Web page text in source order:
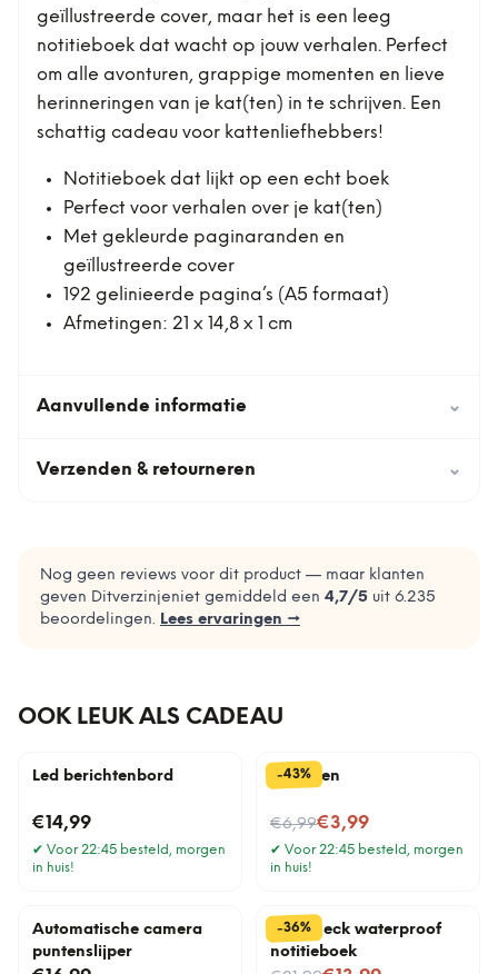
geïllustreerde cover, maar het is een leeg
notitieboek dat wacht op jouw verhalen. Perfect
om alle avonturen, grappige momenten en lieve
herinneringen van je kat(ten) in te schrijven. Een
schattig cadeau voor kattenliefhebbers!
Notitieboek dat lijkt op een echt boek
Perfect voor verhalen over je kat(ten)
Met gekleurde paginaranden en
geïllustreerde cover
192 gelinieerde pagina’s (A5 formaat)
Afmetingen: 21 x 14,8 x 1 cm
Aanvullende informatie ⌄
Verzenden & retourneren ⌄
Nog geen reviews voor dit product — maar klanten
geven Ditverzinjeniet gemiddeld een 4,7/5 uit 6.235
beoordelingen. Lees ervaringen →
OOK LEUK ALS CADEAU
Led berichtenbord
€14,99
✔ Voor 22:45 besteld, morgen
in huis!
-43%
Gras pen
€6,99
Nu voor€3,99
✔ Voor 22:45 besteld, morgen
in huis!
Automatische camera
puntenslijper
-36%
Raincheck waterproof
notitieboek